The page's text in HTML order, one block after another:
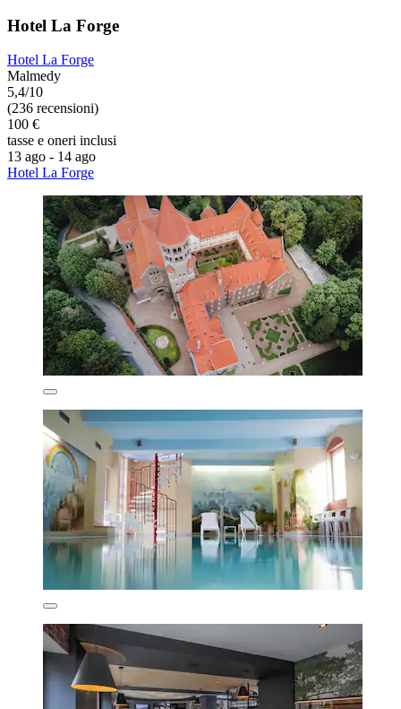
Hotel La Forge
Hotel La Forge
Malmedy
5,4/10
(236 recensioni)
100 €
tasse e oneri inclusi
13 ago - 14 ago
Hotel La Forge